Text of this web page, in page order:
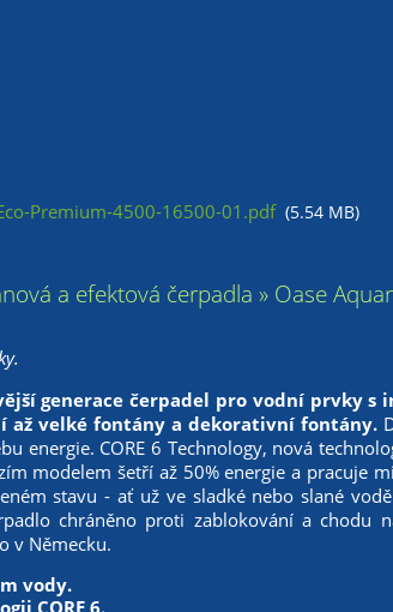
Premium-4500-16500-01.pdf (5.54 MB)
a efektová čerpadla » Oase
generace čerpadel pro vodní prvky
až velké fontány a dekorativní fontány.
energie. CORE 6 Technology, nová
modelem šetří až 50% energie a pracuje
stavu - ať už ve sladké nebo slané
chráněno proti zablokování a
v Německu.
vody.
CORE 6.